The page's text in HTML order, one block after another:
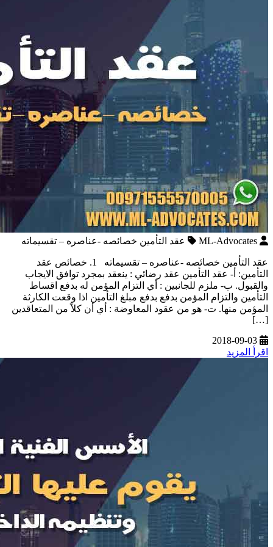
ML-Advocates عقد التأمين خصائصه -عناصره – تقسيماته
عقد التأمين خصائصه -عناصره – تقسيماته 1. خصائص عقد
التأمين: أ‌- عقد التأمين عقد رضائي : ينعقد بمجرد توافق الايجاب
والقبول. ب‌- ملزم للجانبين : أي التزام المؤمن له بدفع اقساط
التأمين والتزام المؤمن بدفع بدفع مبلغ التأمين اذا وقعت الكارثة
المؤمن منها. ت‌- هو من عقود المعاوضة : أي أن كلاً من المتعاقدين
[…]
2018-09-03
اقرأ المزيد